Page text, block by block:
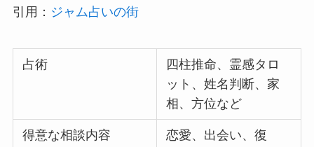
引用： ジャム占いの街
占術
四柱推命、霊感タロ
ット、姓名判断、家
相、方位など
得意な相談内容
恋愛、出会い、復